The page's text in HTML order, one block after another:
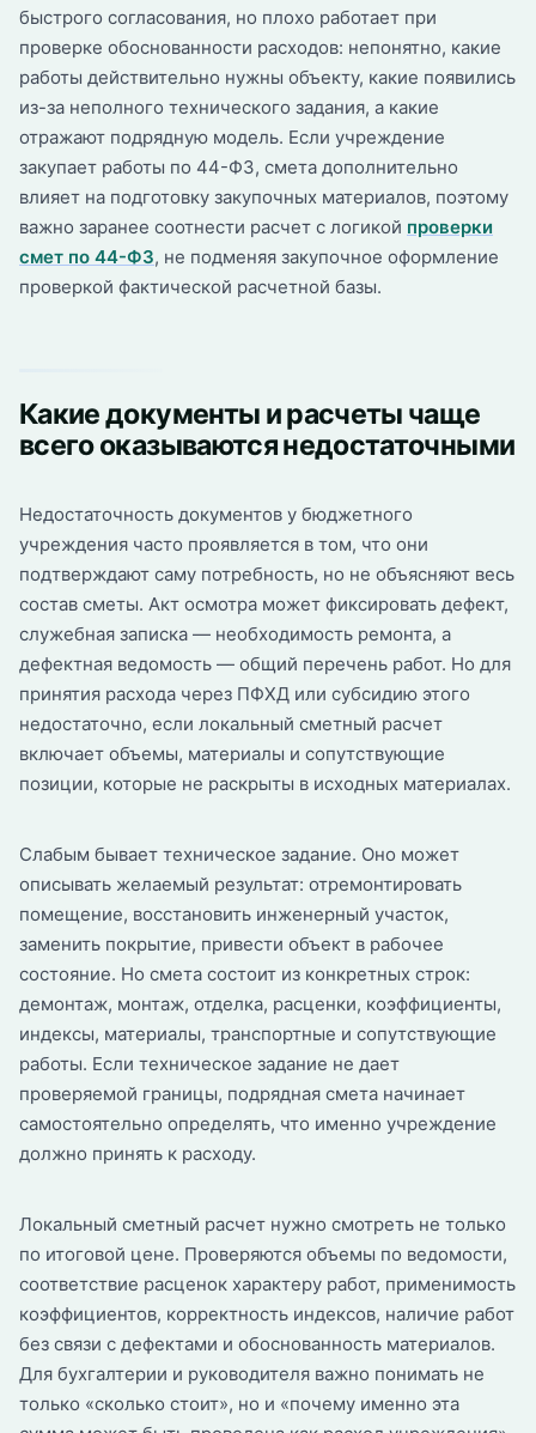
быстрого согласования, но плохо работает при
проверке обоснованности расходов: непонятно, какие
работы действительно нужны объекту, какие появились
из-за неполного технического задания, а какие
отражают подрядную модель. Если учреждение
закупает работы по 44-ФЗ, смета дополнительно
влияет на подготовку закупочных материалов, поэтому
важно заранее соотнести расчет с логикой проверки
смет по 44-ФЗ, не подменяя закупочное оформление
проверкой фактической расчетной базы.
Какие документы и расчеты чаще
всего оказываются недостаточными
Недостаточность документов у бюджетного
учреждения часто проявляется в том, что они
подтверждают саму потребность, но не объясняют весь
состав сметы. Акт осмотра может фиксировать дефект,
служебная записка — необходимость ремонта, а
дефектная ведомость — общий перечень работ. Но для
принятия расхода через ПФХД или субсидию этого
недостаточно, если локальный сметный расчет
включает объемы, материалы и сопутствующие
позиции, которые не раскрыты в исходных материалах.
Слабым бывает техническое задание. Оно может
описывать желаемый результат: отремонтировать
помещение, восстановить инженерный участок,
заменить покрытие, привести объект в рабочее
состояние. Но смета состоит из конкретных строк:
демонтаж, монтаж, отделка, расценки, коэффициенты,
индексы, материалы, транспортные и сопутствующие
работы. Если техническое задание не дает
проверяемой границы, подрядная смета начинает
самостоятельно определять, что именно учреждение
должно принять к расходу.
Локальный сметный расчет нужно смотреть не только
по итоговой цене. Проверяются объемы по ведомости,
соответствие расценок характеру работ, применимость
коэффициентов, корректность индексов, наличие работ
без связи с дефектами и обоснованность материалов.
Для бухгалтерии и руководителя важно понимать не
только «сколько стоит», но и «почему именно эта